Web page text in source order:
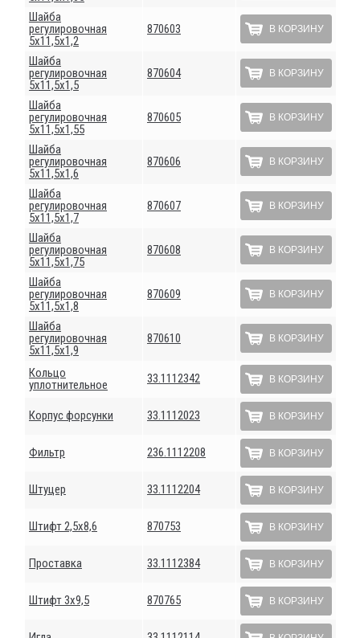
Шайба
регулировочная
5х11,5х1,2
870603 В КОРЗИНУ
Шайба
регулировочная
5х11,5х1,5
870604 В КОРЗИНУ
Шайба
регулировочная
5х11,5х1,55
870605 В КОРЗИНУ
Шайба
регулировочная
5х11,5х1,6
870606 В КОРЗИНУ
Шайба
регулировочная
5х11,5х1,7
870607 В КОРЗИНУ
Шайба
регулировочная
5х11,5х1,75
870608 В КОРЗИНУ
Шайба
регулировочная
5х11,5х1,8
870609 В КОРЗИНУ
Шайба
регулировочная
5х11,5х1,9
870610 В КОРЗИНУ
Кольцо
уплотнительное
33.1112342 В КОРЗИНУ
Корпус форсунки 33.1112023 В КОРЗИНУ
Фильтр 236.1112208 В КОРЗИНУ
Штуцер 33.1112204 В КОРЗИНУ
Штифт 2,5х8,6 870753 В КОРЗИНУ
Проставка 33.1112384 В КОРЗИНУ
Штифт 3х9,5 870765 В КОРЗИНУ